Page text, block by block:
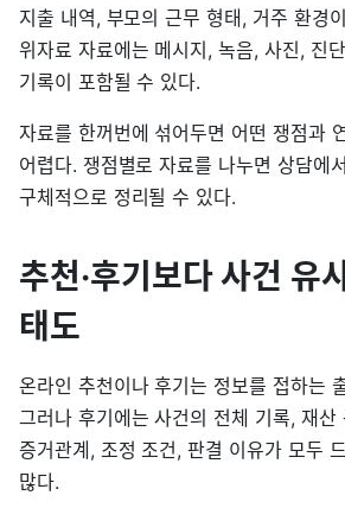
지출 내역, 부모의 근무 형태, 거주 환경
위자료 자료에는 메시지, 녹음, 사진, 진
기록이 포함될 수 있다.
자료를 한꺼번에 섞어두면 어떤 쟁점과
어렵다. 쟁점별로 자료를 나누면 상담에
구체적으로 정리될 수 있다.
추천·후기보다 사건 유
태도
온라인 추천이나 후기는 정보를 접하는
그러나 후기에는 사건의 전체 기록, 재산
증거관계, 조정 조건, 판결 이유가 모두
많다.